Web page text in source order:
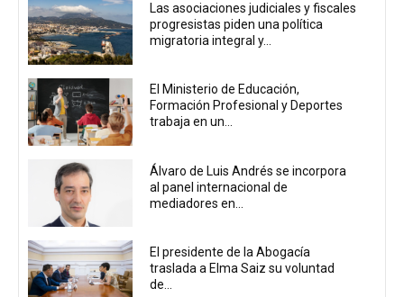
Las asociaciones judiciales y fiscales
progresistas piden una política
migratoria integral y...
El Ministerio de Educación,
Formación Profesional y Deportes
trabaja en un...
Álvaro de Luis Andrés se incorpora
al panel internacional de
mediadores en...
El presidente de la Abogacía
traslada a Elma Saiz su voluntad
de...